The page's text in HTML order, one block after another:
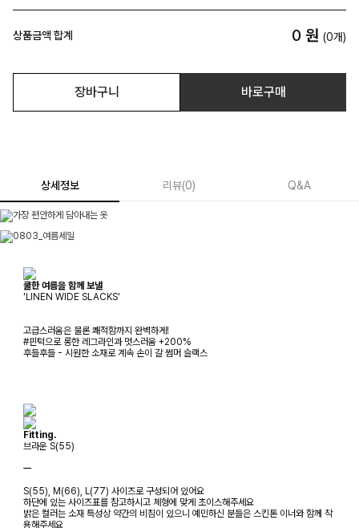
상품금액 합계 0 원 (0개)
장바구니 바로구매
상세정보 리뷰(0) Q&A
쿨한 여름을 함께 보낼
'LINEN WIDE SLACKS'
고급스러움은 물론 쾌적함까지 완벽하게!
#핀턱으로 롱한 레그라인과 멋스러움 +200%
후들후들 - 시원한 소재로 계속 손이 갈 썸머 슬랙스
Fitting.
브라운 S(55)
ㅡ
S(55), M(66), L(77) 사이즈로 구성되어 있어요
하단에 있는 사이즈표를 참고하시고 체형에 맞게 초이스해주세요
밝은 컬러는 소재 특성상 약간의 비침이 있으니 예민하신 분들은 스킨톤 이너와 함께 착
용해주세요